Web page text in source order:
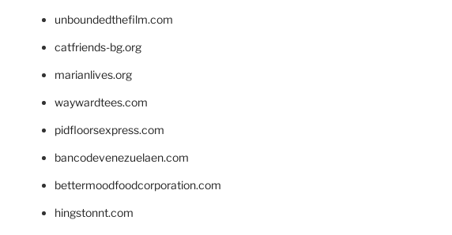
unboundedthefilm.com
catfriends-bg.org
marianlives.org
waywardtees.com
pidfloorsexpress.com
bancodevenezuelaen.com
bettermoodfoodcorporation.com
hingstonnt.com